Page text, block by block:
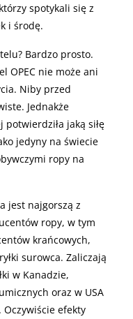
spotykali się z
i środę.
Bardzo prosto.
OPEC nie może ani
Niby przed
Jednakże
jaką siłę
jedyny na świecie
ropy na
jest najgorszą z
ropy, w tym
krańcowych,
surowca. Zaliczają
w Kanadzie,
oraz w USA
Oczywiście efekty